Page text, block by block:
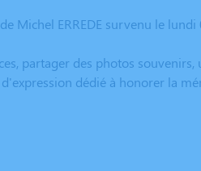
Michel ERREDE survenu le
partager des photos
dédié à honorer la